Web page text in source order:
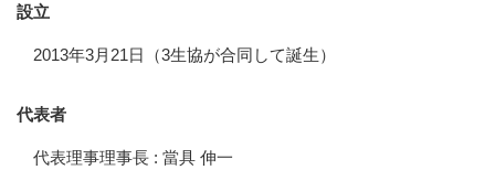
設立
2013年3月21日（3生協が合同して誕生）
代表者
代表理事理事長 : 當具 伸一